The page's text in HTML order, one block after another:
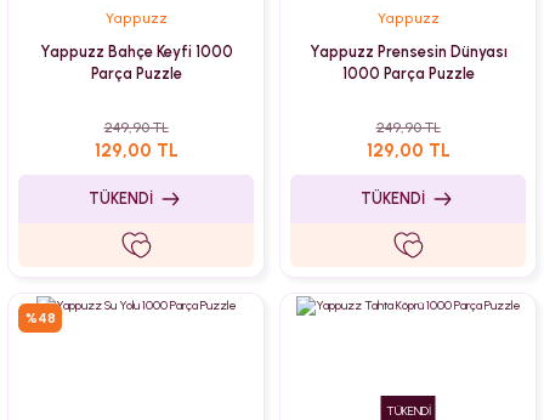
Yappuzz
Yappuzz Bahçe Keyfi 1000
Parça Puzzle
249,90 TL
129,00 TL
TÜKENDİ
Yappuzz
Yappuzz Prensesin Dünyası
1000 Parça Puzzle
249,90 TL
129,00 TL
TÜKENDİ
%48
TÜKENDİ